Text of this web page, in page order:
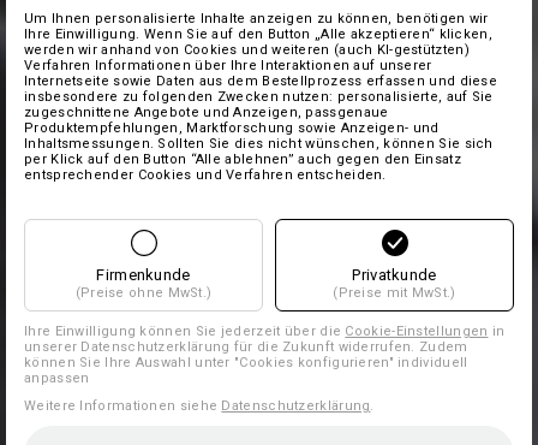
Um Ihnen personalisierte Inhalte anzeigen zu können, benötigen wir
Ihre Einwilligung. Wenn Sie auf den Button „Alle akzeptieren“ klicken,
werden wir anhand von Cookies und weiteren (auch KI-gestützten)
Verfahren Informationen über Ihre Interaktionen auf unserer
Internetseite sowie Daten aus dem Bestellprozess erfassen und diese
insbesondere zu folgenden Zwecken nutzen: personalisierte, auf Sie
zugeschnittene Angebote und Anzeigen, passgenaue
Produktempfehlungen, Marktforschung sowie Anzeigen- und
Inhaltsmessungen. Sollten Sie dies nicht wünschen, können Sie sich
per Klick auf den Button “Alle ablehnen” auch gegen den Einsatz
entsprechender Cookies und Verfahren entscheiden.
Firmenkunde
(Preise ohne MwSt.)
Privatkunde
(Preise mit MwSt.)
Ihre Einwilligung können Sie jederzeit über die Cookie-Einstellungen in
unserer Datenschutzerklärung für die Zukunft widerrufen. Zudem
können Sie Ihre Auswahl unter "Cookies konfigurieren" individuell
anpassen
Weitere Informationen siehe Datenschutzerklärung.